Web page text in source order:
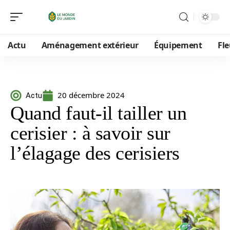
Actu Aménagement extérieur Équipement
Actu 20 décembre 2024
Quand faut-il tailler un
cerisier : à savoir sur
l’élagage des cerisiers